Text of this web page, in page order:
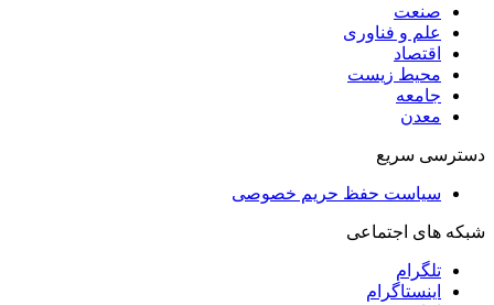
صنعت
علم و فناوری
اقتصاد
محیط زیست
جامعه
معدن
دسترسی سریع
سیاست حفظ حریم خصوصی
شبکه های اجتماعی
تلگرام
اینستاگرام